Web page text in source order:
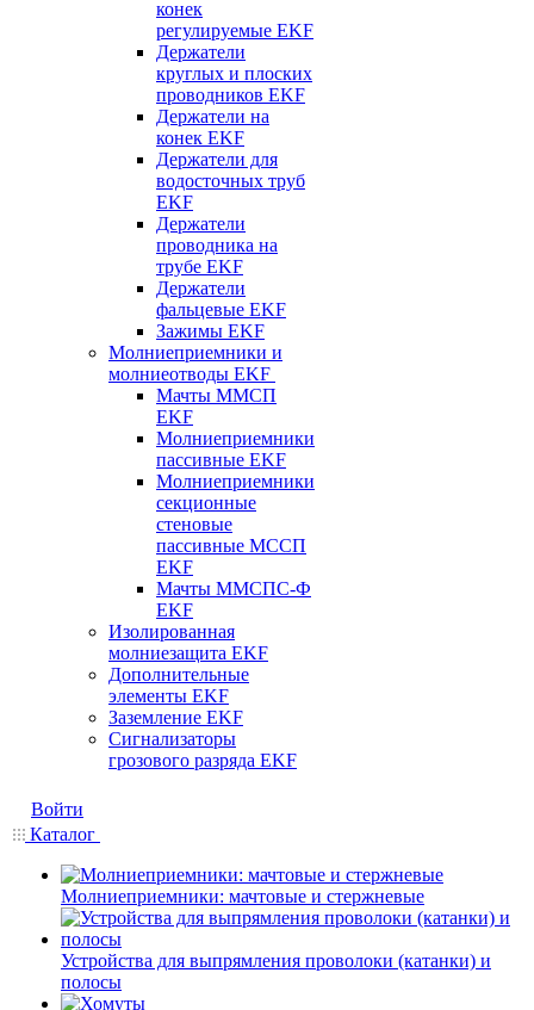
конек
регулируемые EKF
Держатели
круглых и плоских
проводников EKF
Держатели на
конек EKF
Держатели для
водосточных труб
EKF
Держатели
проводника на
трубе EKF
Держатели
фальцевые EKF
Зажимы EKF
Молниеприемники и
молниеотводы EKF
Мачты ММСП
EKF
Молниеприемники
пассивные EKF
Молниеприемники
секционные
стеновые
пассивные МССП
EKF
Мачты ММСПС-Ф
EKF
Изолированная
молниезащита EKF
Дополнительные
элементы EKF
Заземление EKF
Сигнализаторы
грозового разряда EKF
Войти
Каталог
Молниеприемники: мачтовые и стержневые
Устройства для выпрямления проволоки (катанки) и
полосы